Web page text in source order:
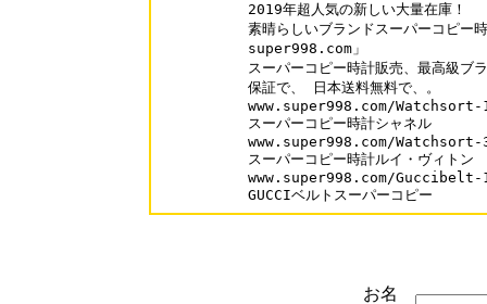
2019年超人気の新しい大量在庫！
素晴らしいブランドスーパーコピー
super998.com」
スーパーコピー時計販売、最高級ブ
保証で、 日本送料無料で、。
www.super998.com/
スーパーコピー時計シャネル
www.super998.com/
スーパーコピー時計ルイ・ヴィトン
www.super998.com/
GUCCIベルトスーパーコピー
お名